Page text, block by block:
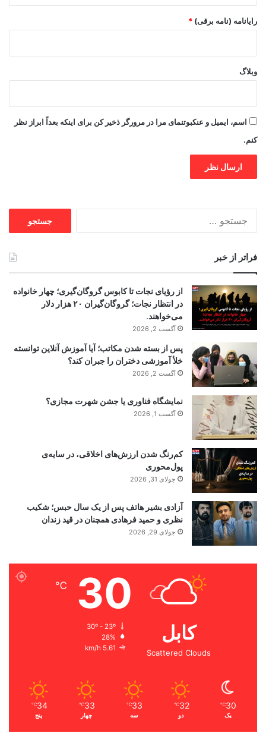
رایانامه (نامه برقی) *
وبلاگ
اسم، ایمیل و عنکبوتنمای مرا در مرورگر ذخیر کن برای اینکه بعداً ابراز نظر
کنم.
فراتر از خبر
از رؤیای نجات تا کابوس گروگان‌گیری؛ چهار خانواده
در انتظار نجات؛ گروگان‌گیران ۲۰ هزار دلار
می‌خواهند.
آگست 2, 2026
پس از بسته شدن مکاتب؛ آیا آموزش آنلاین توانسته
خلأ آموزشی دختران را جبران کند؟
آگست 2, 2026
نمایشگاه فناوری یا جشن شهرت مجازی؟
آگست 1, 2026
کم‌رنگ شدن ارزش‌های اخلاقی، در سایه‌ی
پول‌محوری
جولای 31, 2026
آزادی بشیر هاتف پس از یک سال حبس؛ شکیب
نظری و حمید فرهادی همچنان در قید زندان
جولای 29, 2026
کابل
Scattered Clouds
30
℃
28%
5.61 km/h
30
℃
یک
32
℃
دو
33
℃
سه
33
℃
چهار
34
℃
پنج